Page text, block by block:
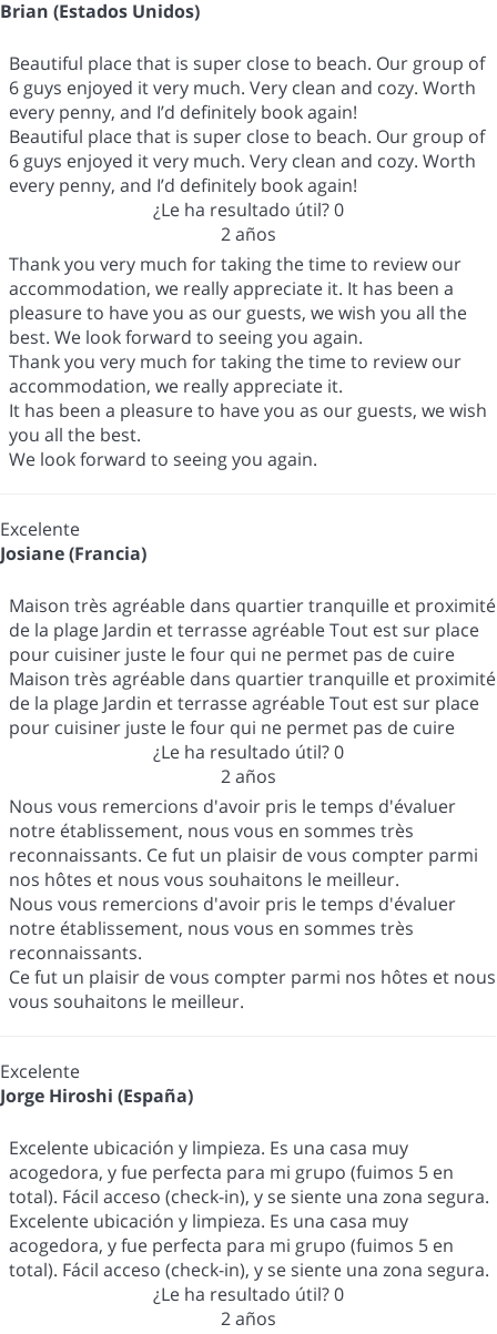
Brian (Estados Unidos)
Beautiful place that is super close to beach. Our group of
6 guys enjoyed it very much. Very clean and cozy. Worth
every penny, and I’d definitely book again!
Beautiful place that is super close to beach. Our group of
6 guys enjoyed it very much. Very clean and cozy. Worth
every penny, and I’d definitely book again!
¿Le ha resultado útil?0
2 años
Thank you very much for taking the time to review our
accommodation, we really appreciate it. It has been a
pleasure to have you as our guests, we wish you all the
best. We look forward to seeing you again.
Thank you very much for taking the time to review our
accommodation, we really appreciate it.
It has been a pleasure to have you as our guests, we wish
you all the best.
We look forward to seeing you again.
Excelente
Josiane (Francia)
Maison très agréable dans quartier tranquille et proximité
de la plage Jardin et terrasse agréable Tout est sur place
pour cuisiner juste le four qui ne permet pas de cuire
Maison très agréable dans quartier tranquille et proximité
de la plage Jardin et terrasse agréable Tout est sur place
pour cuisiner juste le four qui ne permet pas de cuire
¿Le ha resultado útil?0
2 años
Nous vous remercions d'avoir pris le temps d'évaluer
notre établissement, nous vous en sommes très
reconnaissants. Ce fut un plaisir de vous compter parmi
nos hôtes et nous vous souhaitons le meilleur.
Nous vous remercions d'avoir pris le temps d'évaluer
notre établissement, nous vous en sommes très
reconnaissants.
Ce fut un plaisir de vous compter parmi nos hôtes et nous
vous souhaitons le meilleur.
Excelente
Jorge Hiroshi (España)
Excelente ubicación y limpieza. Es una casa muy
acogedora, y fue perfecta para mi grupo (fuimos 5 en
total). Fácil acceso (check-in), y se siente una zona segura.
Excelente ubicación y limpieza. Es una casa muy
acogedora, y fue perfecta para mi grupo (fuimos 5 en
total). Fácil acceso (check-in), y se siente una zona segura.
¿Le ha resultado útil?0
2 años